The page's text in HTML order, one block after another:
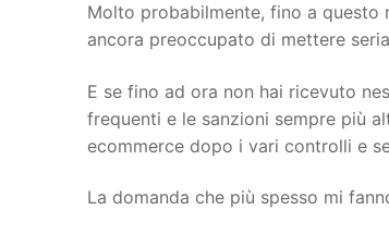
Molto probabilmente, fino a questo
ancora preoccupato di mettere
E se fino ad ora non hai ricevuto
frequenti e le sanzioni sempre più
ecommerce dopo i vari controlli e
La domanda che più spesso mi